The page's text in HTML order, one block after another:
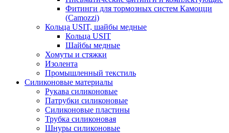
Фитинги для тормозных систем Камоцци
(Camozzi)
Кольца USIT, шайбы медные
Кольца USIT
Шайбы медные
Хомуты и стяжки
Изолента
Промышленный текстиль
Силиконовые материалы
Рукава силиконовые
Патрубки силиконовые
Силиконовые пластины
Трубка силиконовая
Шнуры силиконовые